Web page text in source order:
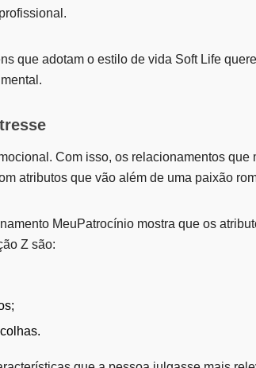
que adotam o estilo de vida Soft Life
Com isso, os relacionamentos que
atributos que vão além de uma paixão
MeuPatrocínio mostra que os
Z são: